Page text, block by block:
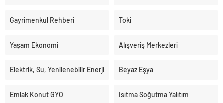
Gayrimenkul Rehberi Toki
Yaşam Ekonomi Alışveriş Merkezleri
Elektrik, Su, Yenilenebilir Enerji Beyaz Eşya
Emlak Konut GYO Isıtma Soğutma Yalıtım